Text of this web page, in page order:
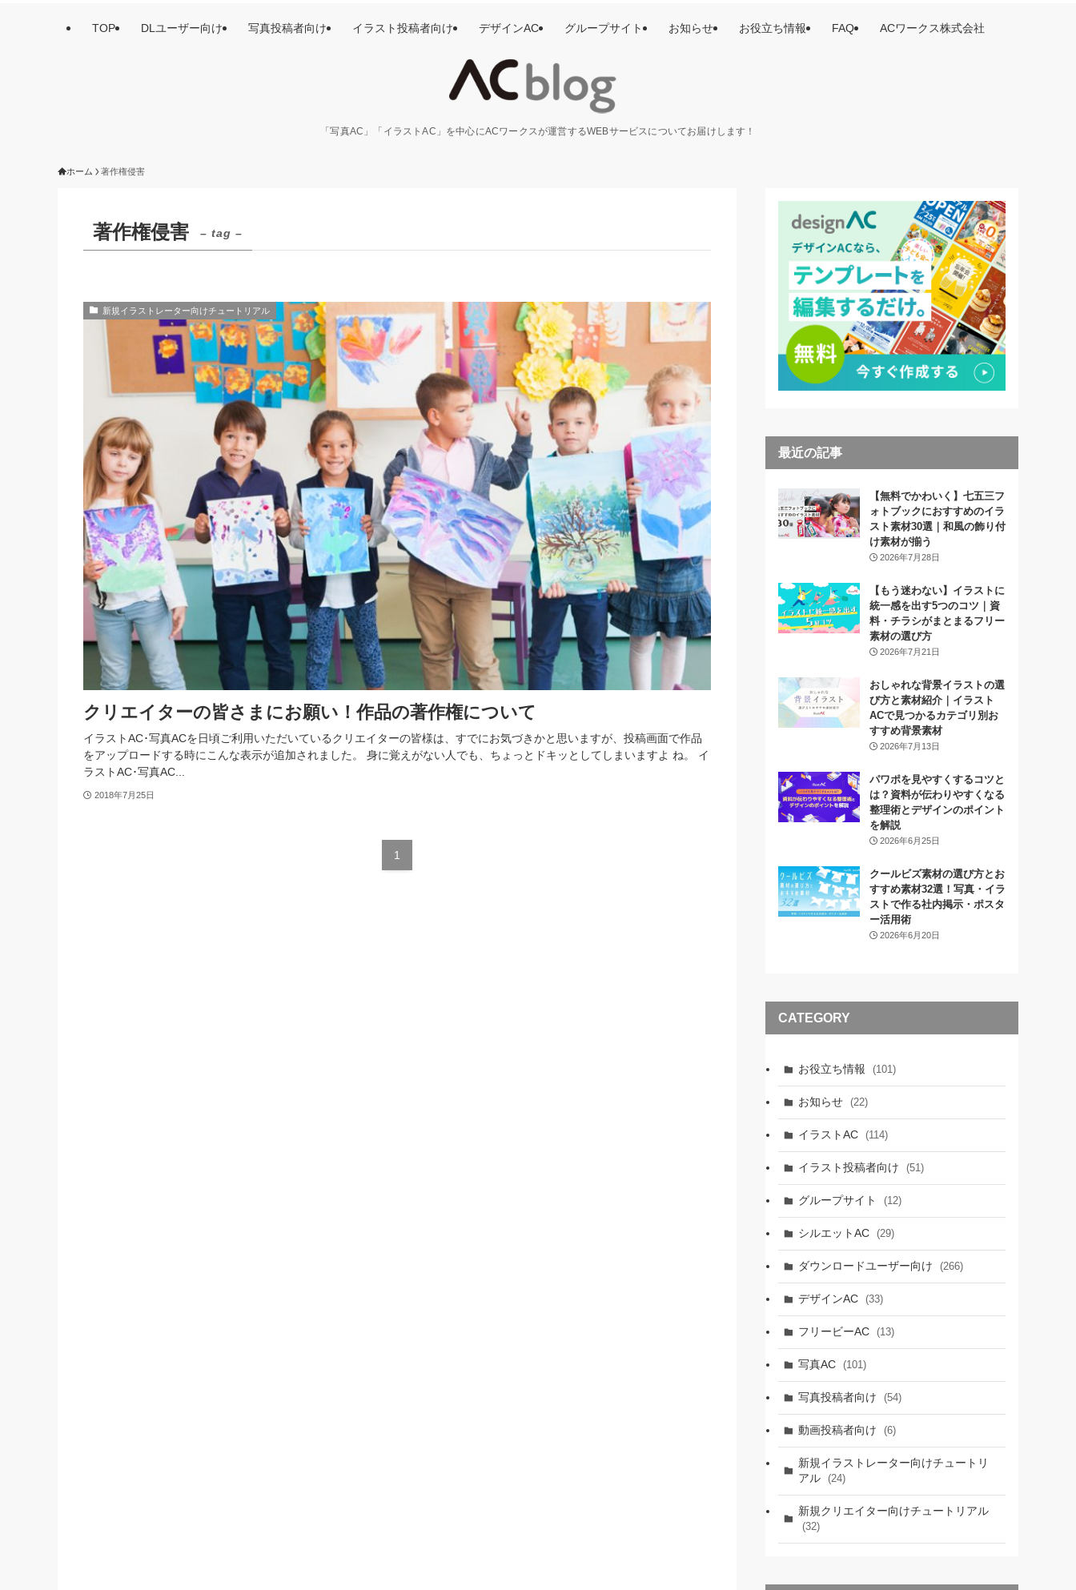
「写真AC」「イラストAC」を中心にACワークスが運営するWEBサービスについてお届けします！
TOP DLユーザー向け 写真投稿者向け イラスト投稿者向け デザインAC グループサイト お知らせ お役立ち情報 FAQ ACワークス株式会社
ホーム 著作権侵害
著作権侵害 – tag –
新規イラストレーター向けチュートリアル
クリエイターの皆さまにお願い！作品の著作権について
イラストAC･写真ACを日頃ご利用いただいているクリエイターの皆様は、すでにお気づきかと思いますが、投稿画面で作品
をアップロードする時にこんな表示が追加されました。 身に覚えがない人でも、ちょっとドキッとしてしまいますよ ね。 イ
ラストAC･写真AC...
2018年7月25日
1
最近の記事
【無料でかわいく】七五三フ
ォトブックにおすすめのイラ
スト素材30選｜和風の飾り付
け素材が揃う
2026年7月28日
【もう迷わない】イラストに
統一感を出す5つのコツ｜資
料・チラシがまとまるフリー
素材の選び方
2026年7月21日
おしゃれな背景イラストの選
び方と素材紹介｜イラスト
ACで見つかるカテゴリ別お
すすめ背景素材
2026年7月13日
パワポを見やすくするコツと
は？資料が伝わりやすくなる
整理術とデザインのポイント
を解説
2026年6月25日
クールビズ素材の選び方とお
すすめ素材32選！写真・イラ
ストで作る社内掲示・ポスタ
ー活用術
2026年6月20日
CATEGORY
お役立ち情報 (101)
お知らせ (22)
イラストAC (114)
イラスト投稿者向け (51)
グループサイト (12)
シルエットAC (29)
ダウンロードユーザー向け (266)
デザインAC (33)
フリービーAC (13)
写真AC (101)
写真投稿者向け (54)
動画投稿者向け (6)
新規イラストレーター向けチュートリ
アル (24)
新規クリエイター向けチュートリアル
(32)